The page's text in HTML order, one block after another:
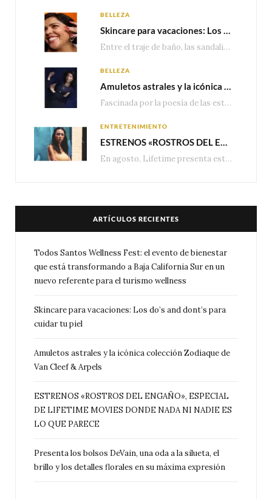
BELLEZA
Skincare para vacaciones: Los do’s and dont’s para cuidar tu piel
Entre el traje de baño, las sandalias, los lentes de sol y los looks que…
BELLEZA
Amuletos astrales y la icónica colección Zodiaque de Van Cleef & Arpels
Fascinada por la poesía de las estrellas, la Maison Van Cleef & Arpels celebra la llegada de las…
ENTRETENIMIENTO
ESTRENOS «ROSTROS DEL ENGAÑO», ESPECIAL DE LIFETIME MOVIES DONDE NADA NI NADIE ES LO QUE PARECE
En agosto, Lifetime presenta estrenos exclusivos con historias donde las apariencias esconden los secretos más…
ARTÍCULOS RECIENTES
Todos Santos Wellness Fest: el evento de bienestar
que está transformando a Baja California Sur en un
nuevo referente para el turismo wellness
Skincare para vacaciones: Los do’s and dont’s para
cuidar tu piel
Amuletos astrales y la icónica colección Zodiaque de
Van Cleef & Arpels
ESTRENOS «ROSTROS DEL ENGAÑO», ESPECIAL
DE LIFETIME MOVIES DONDE NADA NI NADIE ES
LO QUE PARECE
Presenta los bolsos DeVain, una oda a la silueta, el
brillo y los detalles florales en su máxima expresión